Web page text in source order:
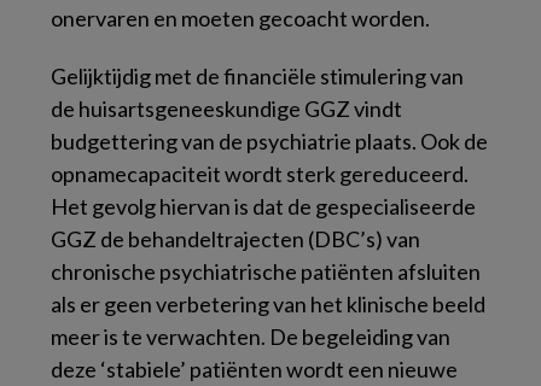
onervaren en moeten gecoacht worden.
Gelijktijdig met de financiële stimulering van
de huisartsgeneeskundige GGZ vindt
budgettering van de psychiatrie plaats. Ook de
opnamecapaciteit wordt sterk gereduceerd.
Het gevolg hiervan is dat de gespecialiseerde
GGZ de behandeltrajecten (DBC’s) van
chronische psychiatrische patiënten afsluiten
als er geen verbetering van het klinische beeld
meer is te verwachten. De begeleiding van
deze ‘stabiele’ patiënten wordt een nieuwe